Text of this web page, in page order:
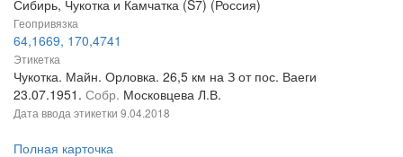
Сибирь, Чукотка и Камчатка (S7) (Россия)
Геопривязка
64,1669, 170,4741
Этикетка
Чукотка. Майн. Орловка. 26,5 км на З от пос. Ваеги
23.07.1951. Собр. Московцева Л.В.
Дата ввода этикетки 9.04.2018
Полная карточка